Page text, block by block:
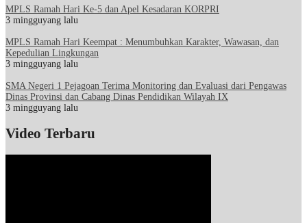
MPLS Ramah Hari Ke-5 dan Apel Kesadaran KORPRI
3 mingguyang lalu
MPLS Ramah Hari Keempat : Menumbuhkan Karakter, Wawasan, dan
Kepedulian Lingkungan
3 mingguyang lalu
SMA Negeri 1 Pejagoan Terima Monitoring dan Evaluasi dari Pengawas
Dinas Provinsi dan Cabang Dinas Pendidikan Wilayah IX
3 mingguyang lalu
Video Terbaru